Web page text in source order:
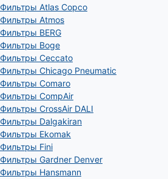
Фильтры Atlas Copco
Фильтры Atmos
Фильтры BERG
Фильтры Boge
Фильтры Ceccato
Фильтры Chicago Pneumatic
Фильтры Comaro
Фильтры CompAir
Фильтры CrossAir DALI
Фильтры Dalgakiran
Фильтры Ekomak
Фильтры Fini
Фильтры Gardner Denver
Фильтры Hansmann